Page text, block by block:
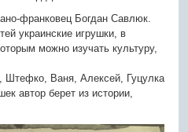
франковец Богдан Савлюк.
украинские игрушки, в
можно изучать культуру,
Штефко, Ваня, Алексей, Гуцулка
автор берет из истории,